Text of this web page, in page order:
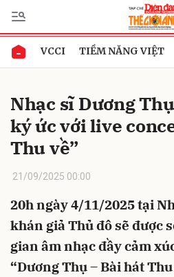
VCCI TIỀM NĂNG VIỆT
Nhạc sĩ Dương
ký ức với live
Thu về”
21/09/2025 00:00
20h ngày 4/11/2025 tại
khán giả Thủ đô sẽ được
gian âm nhạc đầy cảm
“Dương Thụ – Bài hát
Gửi bình luận